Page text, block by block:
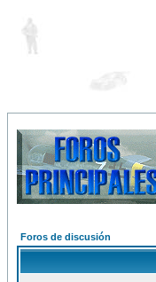
Foros de discusión